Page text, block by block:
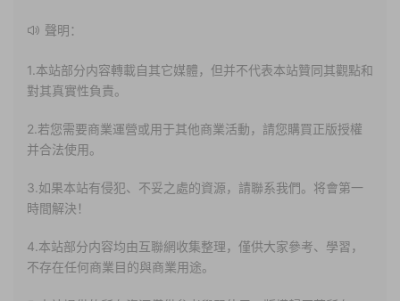
聲明：
1.本站部分内容轉載自其它媒體，但并不代表本站贊同其觀點和
對其真實性負責。
2.若您需要商業運營或用于其他商業活動，請您購買正版授權
并合法使用。
3.如果本站有侵犯、不妥之處的資源，請聯系我們。将會第一
時間解決！
4.本站部分内容均由互聯網收集整理，僅供大家參考、學習，
不存在任何商業目的與商業用途。